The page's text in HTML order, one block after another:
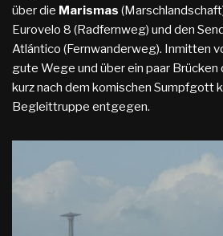
über die Marismas
Eurovelo 8 (Radfernweg) und den
Atlántico (Fernwanderweg). Inmitten
gute Wege und über ein paar Brücken
kurz nach dem komischen Sumpfgott
Begleittruppe entgegen.